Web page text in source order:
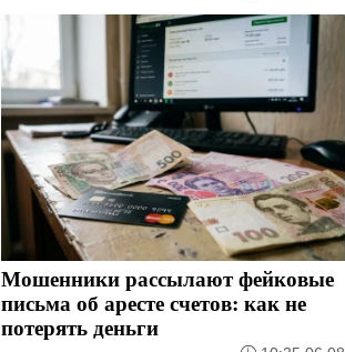
Мошенники рассылают фейковые
письма об аресте счетов: как не
потерять деньги